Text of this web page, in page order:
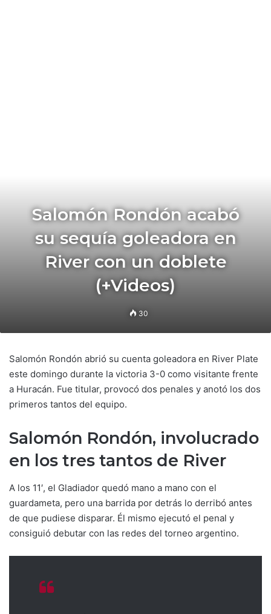
Salomón Rondón acabó
su sequía goleadora en
River con un doblete
(+Videos)
30
Salomón Rondón abrió su cuenta goleadora en River Plate
este domingo durante la victoria 3-0 como visitante frente
a Huracán. Fue titular, provocó dos penales y anotó los dos
primeros tantos del equipo.
Salomón Rondón, involucrado
en los tres tantos de River
A los 11′, el Gladiador quedó mano a mano con el
guardameta, pero una barrida por detrás lo derribó antes
de que pudiese disparar. Él mismo ejecutó el penal y
consiguió debutar con las redes del torneo argentino.